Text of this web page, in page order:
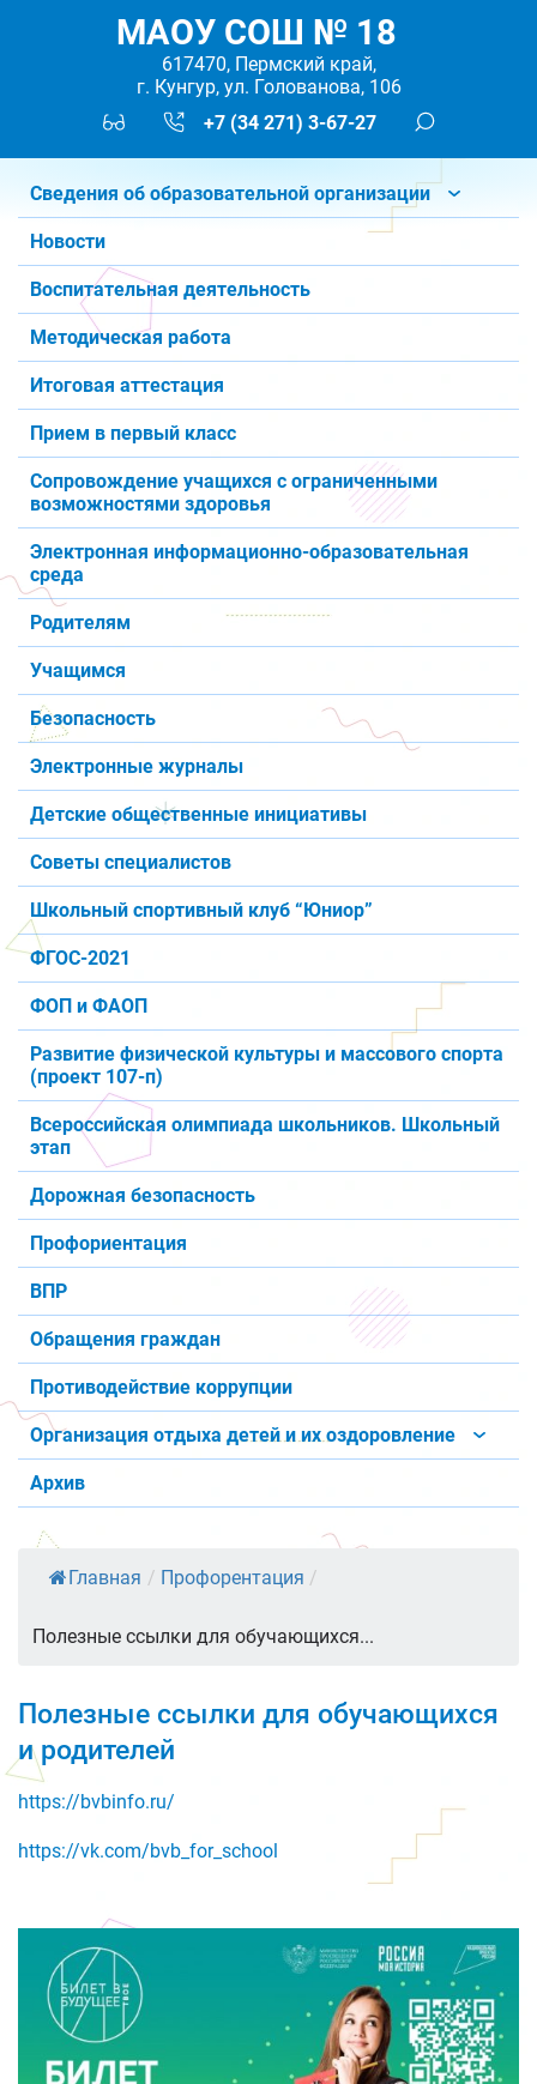
МАОУ СОШ № 18
617470, Пермский край,
г. Кунгур, ул. Голованова, 106
+7 (34 271) 3-67-27
Сведения об образовательной организации
Новости
Воспитательная деятельность
Методическая работа
Итоговая аттестация
Прием в первый класс
Сопровождение учащихся с ограниченными
возможностями здоровья
Электронная информационно-образовательная
среда
Родителям
Учащимся
Безопасность
Электронные журналы
Детские общественные инициативы
Советы специалистов
Школьный спортивный клуб “Юниор”
ФГОС-2021
ФОП и ФАОП
Развитие физической культуры и массового спорта
(проект 107-п)
Всероссийская олимпиада школьников. Школьный
этап
Дорожная безопасность
Профориентация
ВПР
Обращения граждан
Противодействие коррупции
Организация отдыха детей и их оздоровление
Архив
Главная / Профорентация /
Полезные ссылки для обучающихся...
Полезные ссылки для обучающихся
и родителей
https://bvbinfo.ru/
https://vk.com/bvb_for_school